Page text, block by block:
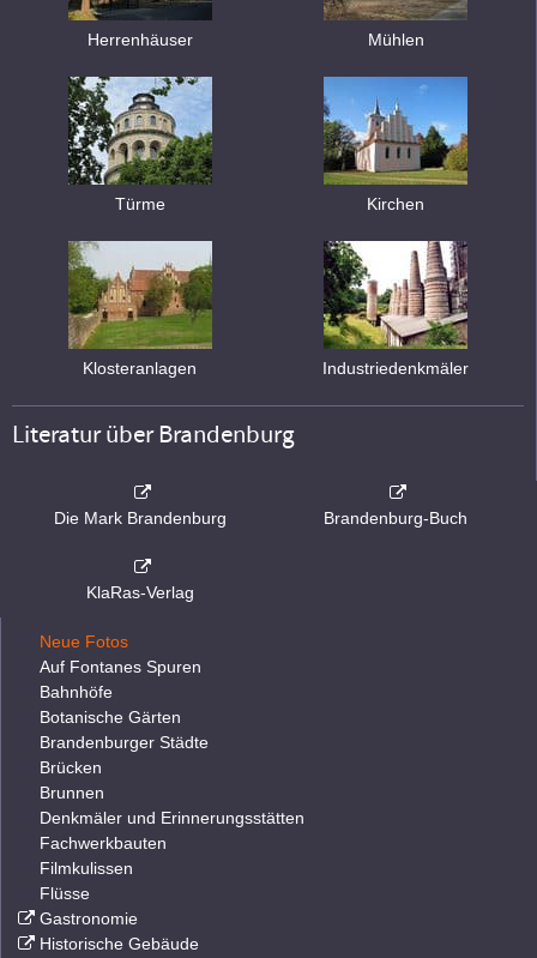
Herrenhäuser Mühlen
Türme Kirchen
Klosteranlagen Industriedenkmäler
Literatur über Brandenburg
Die Mark Brandenburg Brandenburg-Buch
KlaRas-Verlag
Neue Fotos
Auf Fontanes Spuren
Bahnhöfe
Botanische Gärten
Brandenburger Städte
Brücken
Brunnen
Denkmäler und Erinnerungsstätten
Fachwerkbauten
Filmkulissen
Flüsse
Gastronomie
Historische Gebäude